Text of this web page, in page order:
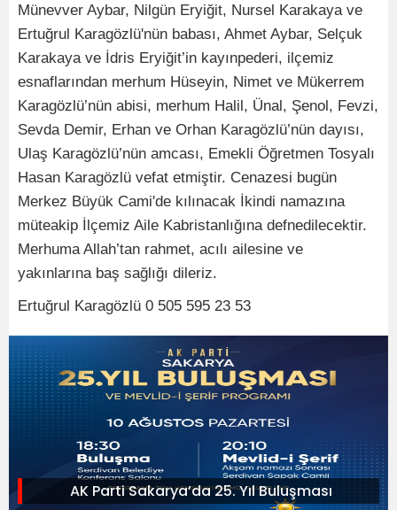
Münevver Aybar, Nilgün Eryiğit, Nursel Karakaya ve
Ertuğrul Karagözlü'nün babası, Ahmet Aybar, Selçuk
Karakaya ve İdris Eryiğit’in kayınpederi, ilçemiz
esnaflarından merhum Hüseyin, Nimet ve Mükerrem
Karagözlü’nün abisi, merhum Halil, Ünal, Şenol, Fevzi,
Sevda Demir, Erhan ve Orhan Karagözlü’nün dayısı,
Ulaş Karagözlü’nün amcası, Emekli Öğretmen Tosyalı
Hasan Karagözlü vefat etmiştir. Cenazesi bugün
Merkez Büyük Cami'de kılınacak İkindi namazına
müteakip İlçemiz Aile Kabristanlığına defnedilecektir.
Merhuma Allah’tan rahmet, acılı ailesine ve
yakınlarına baş sağlığı dileriz.
Ertuğrul Karagözlü 0 505 595 23 53
AK Parti Sakarya’da 25. Yıl Buluşması